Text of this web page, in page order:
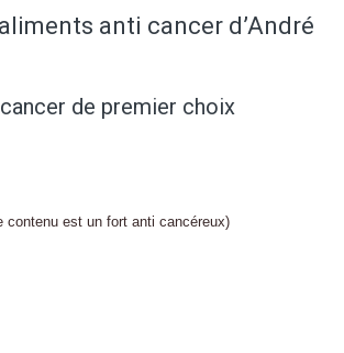
anti cancer d’André
de premier choix
contenu est un fort anti cancéreux)